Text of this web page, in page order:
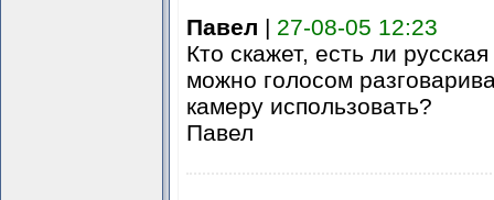
Павел | 27-08-05 12:23
Кто скажет, есть ли
можно голосом
камеру использовать?
Павел